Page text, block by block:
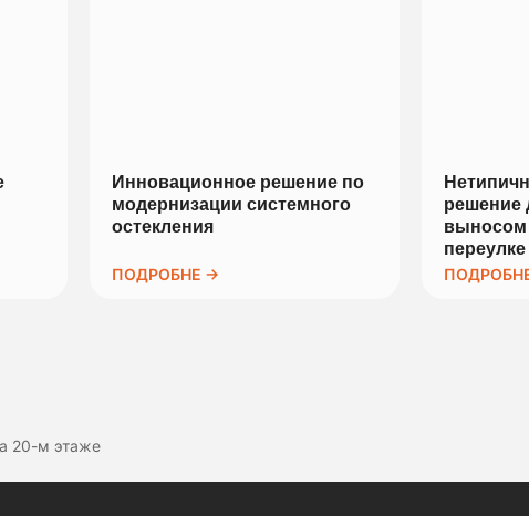
Инновационное решение по
модернизации системного
остекления
ПОДРОБНЕ →
решение
выносом
переулке
20-м этаже